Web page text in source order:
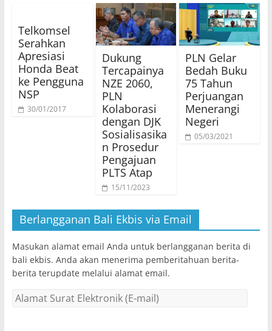
Telkomsel
Serahkan
Apresiasi
Honda Beat
ke Pengguna
NSP
30/01/2017
Dukung
Tercapainya
NZE 2060,
PLN
Kolaborasi
dengan DJK
Sosialisasika
n Prosedur
Pengajuan
PLTS Atap
15/11/2023
PLN Gelar
Bedah Buku
75 Tahun
Perjuangan
Menerangi
Negeri
05/03/2021
Berlangganan Bali Ekbis via Email
Masukan alamat email Anda untuk berlangganan berita di
bali ekbis. Anda akan menerima pemberitahuan berita-
berita terupdate melalui alamat email.
Alamat